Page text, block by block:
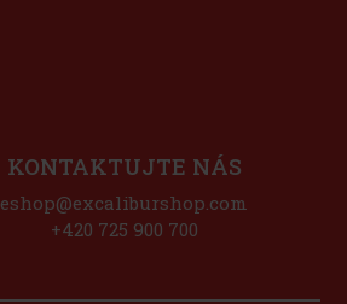
KONTAKTUJTE NÁS
eshop@excaliburshop.com
+420 725 900 700